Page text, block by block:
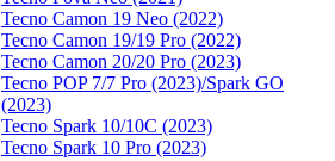
Tecno Camon 19 Neo (2022)
Tecno Camon 19/19 Pro (2022)
Tecno Camon 20/20 Pro (2023)
Tecno POP 7/7 Pro (2023)/Spark GO
(2023)
Tecno Spark 10/10C (2023)
Tecno Spark 10 Pro (2023)